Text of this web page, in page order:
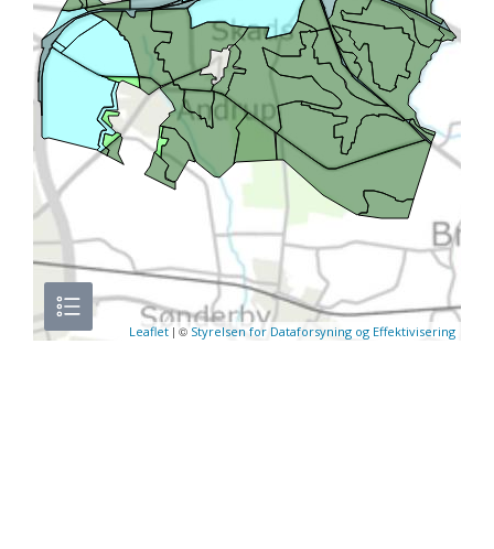
Leaflet | ©Styrelsen for Dataforsyning og Effektivisering